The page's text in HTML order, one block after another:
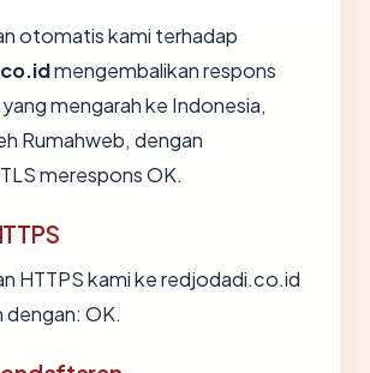
otomatis kami terhadap
mengembalikan respons
mengarah ke Indonesia,
Rumahweb, dengan
merespons OK.
HTTPS kami ke redjodadi.co.id
dengan: OK.